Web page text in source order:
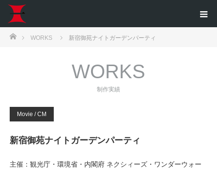
ホームWORKS 新宿御苑ナイトガーデンパーティ
WORKS
制作実績
Movie / CM
新宿御苑ナイトガーデンパーティ
主催：観光庁・環境省・内閣府 ネクシィーズ・ワンダーウォー